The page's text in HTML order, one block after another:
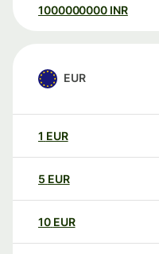
1000000000 INR
EUR
1 EUR
5 EUR
10 EUR